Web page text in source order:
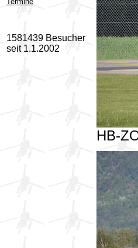
1581439 Besucher
seit 1.1.2002
HB-